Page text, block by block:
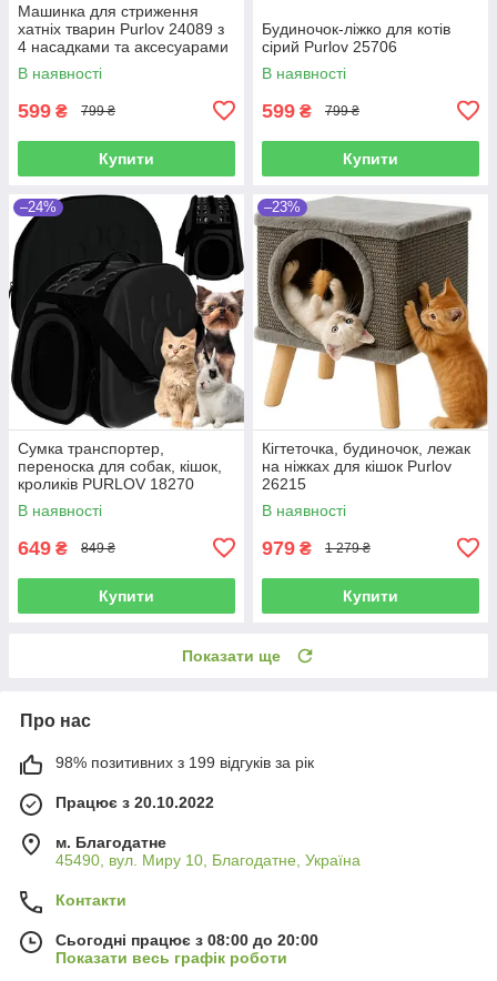
Машинка для стриження
хатніх тварин Purlov 24089 з
4 насадками та аксесуарами
В наявності
599 ₴ 799 ₴
Купити
Будиночок-ліжко для котів
сірий Purlov 25706
В наявності
599 ₴ 799 ₴
Купити
–24%
Сумка транспортер,
переноска для собак, кішок,
кроликів PURLOV 18270
В наявності
649 ₴ 849 ₴
Купити
–23%
Кігтеточка, будиночок, лежак
на ніжках для кішок Purlov
26215
В наявності
979 ₴ 1 279 ₴
Купити
Показати ще
Про нас
98% позитивних з 199 відгуків за рік
Працює з 20.10.2022
м. Благодатне
45490, вул. Миру 10, Благодатне, Україна
Контакти
Сьогодні працює з 08:00 до 20:00
Показати весь графік роботи